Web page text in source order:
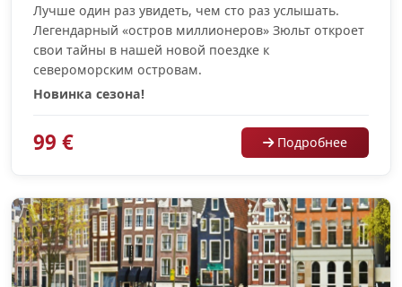
Лучше один раз увидеть, чем сто раз услышать.
Легендарный «остров миллионеров» Зюльт откроет
свои тайны в нашей новой поездке к
североморским островам.
Новинка сезона!
99 € Подробнее